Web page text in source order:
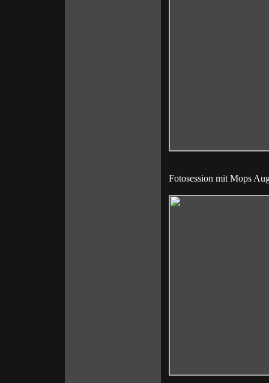
Fotosession mit Mops